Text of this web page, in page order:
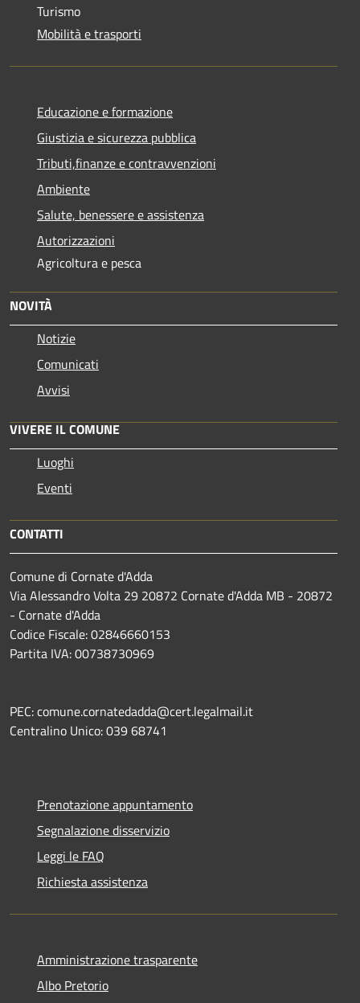
Turismo
Mobilità e trasporti
Educazione e formazione
Giustizia e sicurezza pubblica
Tributi,finanze e contravvenzioni
Ambiente
Salute, benessere e assistenza
Autorizzazioni
Agricoltura e pesca
NOVITÀ
Notizie
Comunicati
Avvisi
VIVERE IL COMUNE
Luoghi
Eventi
CONTATTI
Comune di Cornate d'Adda
Via Alessandro Volta 29 20872 Cornate d'Adda MB - 20872
- Cornate d'Adda
Codice Fiscale: 02846660153
Partita IVA: 00738730969
PEC: comune.cornatedadda@cert.legalmail.it
Centralino Unico: 039 68741
Prenotazione appuntamento
Segnalazione disservizio
Leggi le FAQ
Richiesta assistenza
Amministrazione trasparente
Albo Pretorio